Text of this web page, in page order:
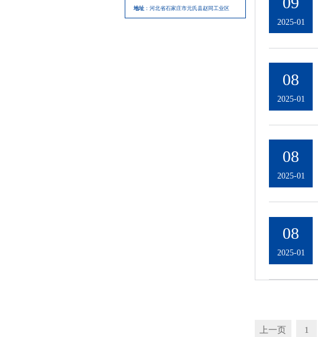
地址：河北省石家庄市元氏县赵同工业区
2025-01
08
2025-01
08
2025-01
08
2025-01
上一页 1